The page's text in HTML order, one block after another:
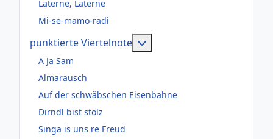
Laterne, Laterne
Mi-se-mamo-radi
punktierte Viertelnote
A Ja Sam
Almarausch
Auf der schwäbschen Eisenbahne
Dirndl bist stolz
Singa is uns re Freud